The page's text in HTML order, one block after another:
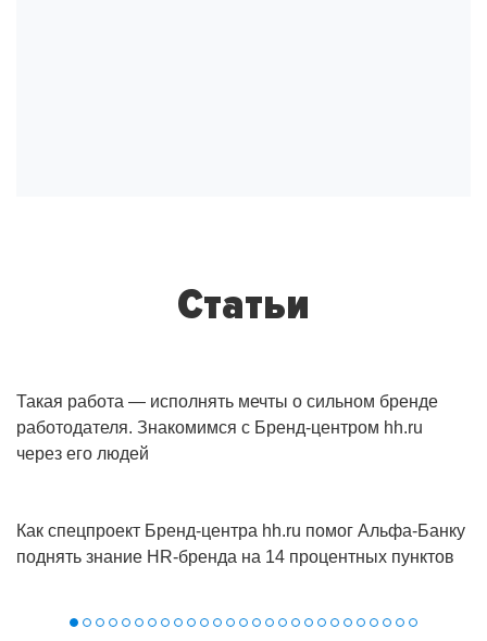
Статьи
Такая работа — исполнять мечты о сильном бренде
работодателя. Знакомимся с Бренд-центром hh.ru
через его людей
Как спецпроект Бренд‑центра hh.ru помог Альфа‑Банку
поднять знание HR‑бренда на 14 процентных пунктов